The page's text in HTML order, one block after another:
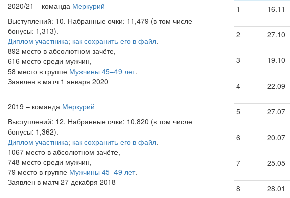
2020/21 – команда Меркурий
Выступлений: 10. Набранные очки: 11,479 (в том числе
бонусы: 1,313).
Диплом участника; как сохранить его в файл.
892 место в абсолютном зачёте,
616 место среди мужчин,
58 место в группе Мужчины 45–49 лет.
Заявлен в матч 1 января 2020
2019 – команда Меркурий
Выступлений: 12. Набранные очки: 10,820 (в том числе
бонусы: 1,362).
Диплом участника; как сохранить его в файл.
1067 место в абсолютном зачёте,
748 место среди мужчин,
79 место в группе Мужчины 45–49 лет.
Заявлен в матч 27 декабря 2018
1
16.11
2 27.10
3 19.10
4 22.09
5 27.07
6 20.07
7 25.05
8 28.01